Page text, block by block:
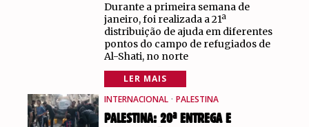
Durante a primeira semana de
janeiro, foi realizada a 21ª
distribuição de ajuda em diferentes
pontos do campo de refugiados de
Al-Shati, no norte
LER MAIS
INTERNACIONAL · PALESTINA
PALESTINA: 20ª ENTREGA E